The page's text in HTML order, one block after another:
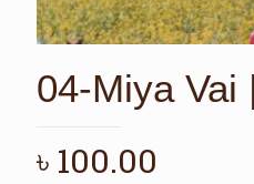
04-Miya Vai |
৳ 100.00